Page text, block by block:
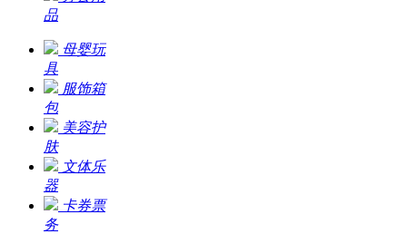
品
母婴玩
具
服饰箱
包
美容护
肤
文体乐
器
卡券票
务